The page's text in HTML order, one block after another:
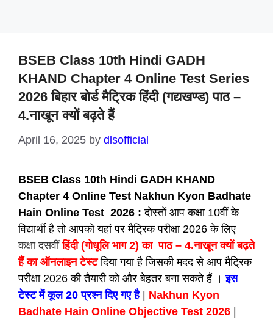
BSEB Class 10th Hindi GADH
KHAND Chapter 4 Online Test Series
2026 बिहार बोर्ड मैट्रिक हिंदी (गद्यखण्ड) पाठ –
4.नाखून क्यों बढ़ते हैं
April 16, 2025 by dlsofficial
BSEB Class 10th Hindi GADH KHAND
Chapter 4 Online Test Nakhun Kyon Badhate
Hain Online Test 2026 : दोस्तों आप कक्षा 10वीं के
विद्यार्थी है तो आपको यहां पर मैट्रिक परीक्षा 2026 के लिए
कक्षा दसवीं हिंदी (गोधूलि भाग 2) का पाठ – 4.नाखून क्यों बढ़ते
हैं का ऑनलाइन टेस्टदिया गया है जिसकी मदद से आप मैट्रिक
परीक्षा 2026 की तैयारी को और बेहतर बना सकते हैं ।इस
टेस्ट में कूल 20 प्रश्न दिए गए है
Nakhun Kyon
Badhate Hain Online Objective Test 2026